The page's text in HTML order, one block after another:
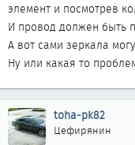
элемент и посмотрев
И провод должен быть
А вот сами зеркала
Ну или какая то
toha-pk82
Цефирянин